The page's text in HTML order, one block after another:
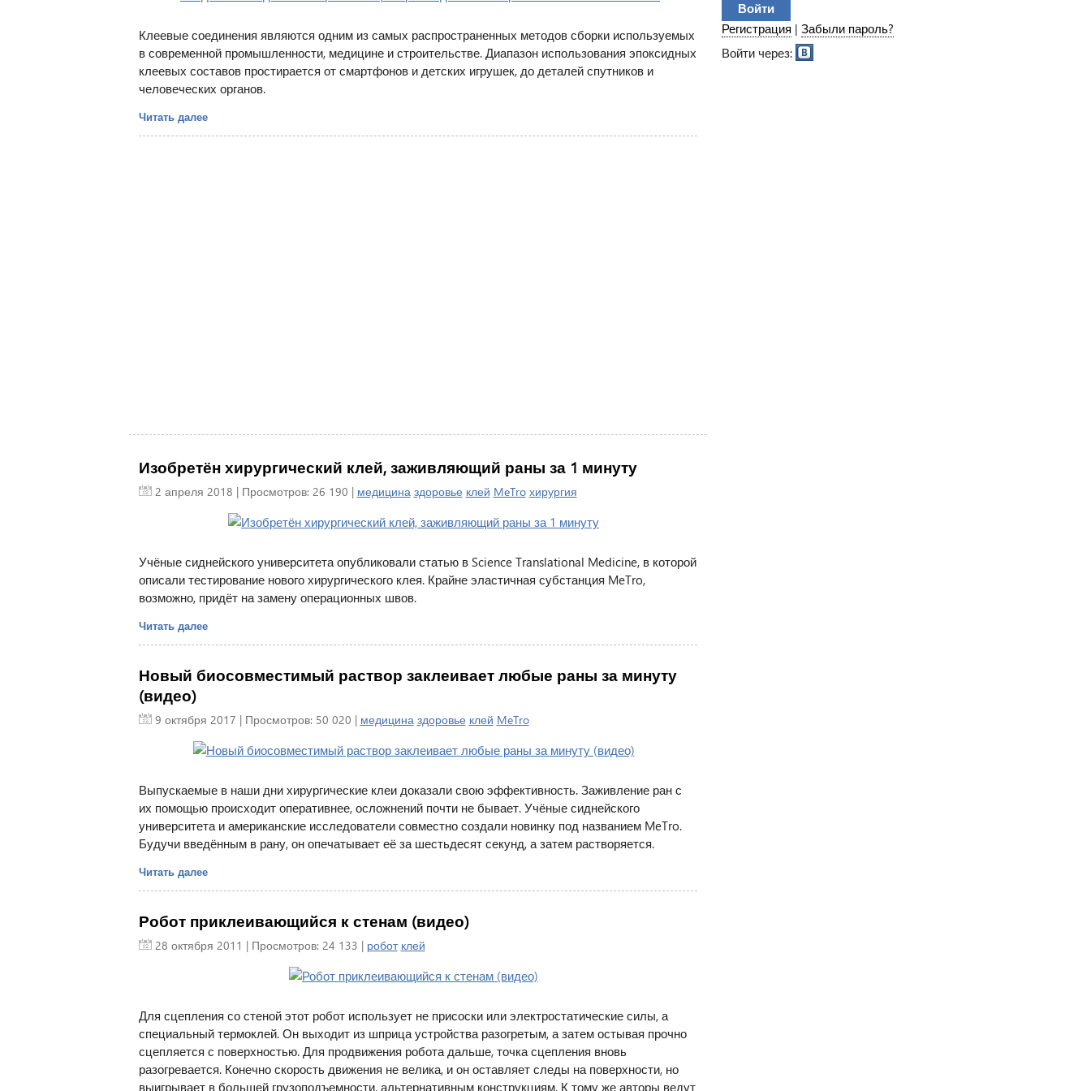
Клеевые соединения являются одним из самых распространенных методов сборки используемых
в современной промышленности, медицине и строительстве. Диапазон использования эпоксидных
клеевых составов простирается от смартфонов и детских игрушек, до деталей спутников и
человеческих органов.
Читать далее
Изобретён хирургический клей, заживляющий раны за 1 минуту
2 апреля 2018 | Просмотров: 26 190 | медицина здоровье клей MeTro хирургия
Учёные сиднейского университета опубликовали статью в Science Translational Medicine, в которой
описали тестирование нового хирургического клея. Крайне эластичная субстанция MeTro,
возможно, придёт на замену операционных швов.
Читать далее
Новый биосовместимый раствор заклеивает любые раны за минуту
(видео)
9 октября 2017 | Просмотров: 50 020 | медицина здоровье клей MeTro
Выпускаемые в наши дни хирургические клеи доказали свою эффективность. Заживление ран с
их помощью происходит оперативнее, осложнений почти не бывает. Учёные сиднейского
университета и американские исследователи совместно создали новинку под названием MeTro.
Будучи введённым в рану, он опечатывает её за шестьдесят секунд, а затем растворяется.
Читать далее
Робот приклеивающийся к стенам (видео)
28 октября 2011 | Просмотров: 24 133 | робот клей
Для сцепления со стеной этот робот использует не присоски или электростатические силы, а
специальный термоклей. Он выходит из шприца устройства разогретым, а затем остывая прочно
сцепляется с поверхностью. Для продвижения робота дальше, точка сцепления вновь
разогревается. Конечно скорость движения не велика, и он оставляет следы на поверхности, но
выигрывает в большей грузоподъемности, альтернативным конструкциям. К тому же авторы ведут
Регистрация | Забыли пароль?
Войти через: